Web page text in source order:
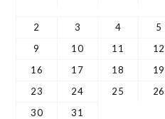
2
3 4 5
9
10 11 12
16
17 18 19
23
24 25 26
30
31